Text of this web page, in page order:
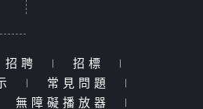
招聘 | 招標
|
| 常見問題
|
無障礙播放器 |